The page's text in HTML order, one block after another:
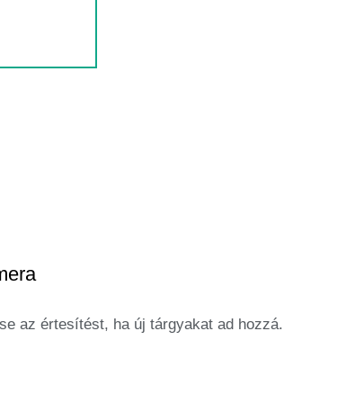
az értesítést, ha új tárgyakat ad hozzá.